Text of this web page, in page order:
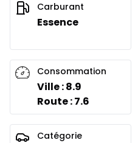
Carburant
Essence
Consommation
Ville : 8.9
Route : 7.6
Catégorie